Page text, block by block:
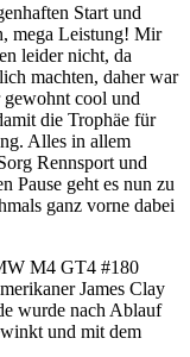
Start und
mega Leistung! Mir
leider nicht, da
machten, daher war
cool und
die Trophäe für
Alles in allem
Rennsport und
Pause geht es nun zu
ganz vorne dabei
M4 GT4 #180
James Clay
wurde nach Ablauf
und mit dem